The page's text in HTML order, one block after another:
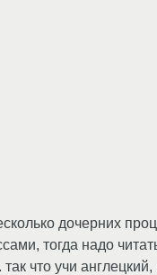
дочерних
тогда надо
что учи